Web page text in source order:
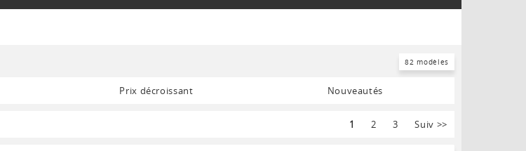
82 modèles
Prix décroissant Nouveautés
1 2 3 Suiv >>